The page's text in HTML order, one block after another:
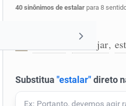
40 sinônimos de estalarpara 8
estalejar,